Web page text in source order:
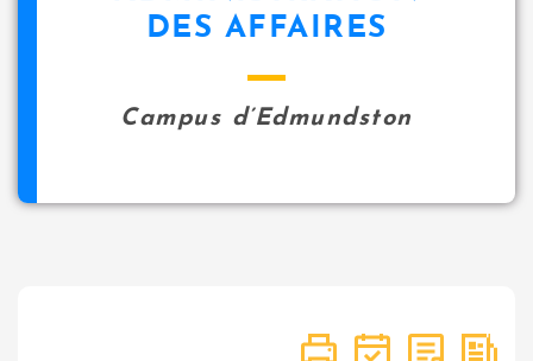
DES AFFAIRES
Campus d’Edmundston